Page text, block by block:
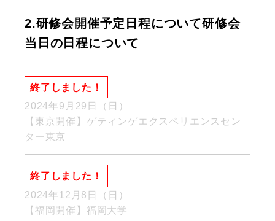
2.研修会開催予定日程について研修会
当日の日程について
終了しました！
2024年9月29日（日）
【東京開催】ゲティンゲエクスペリエンスセン
ター東京
終了しました！
2024年12月8日（日）
【福岡開催】福岡大学